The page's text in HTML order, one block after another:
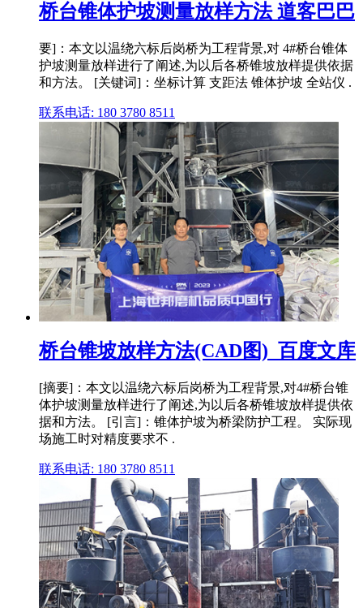
桥台锥体护坡测量放样方法 道客巴巴
要]：本文以温绕六标后岗桥为工程背景,对 4#桥台锥体
护坡测量放样进行了阐述,为以后各桥锥坡放样提供依据
和方法。 [关键词]：坐标计算 支距法 锥体护坡 全站仪 .
联系电话: 180 3780 8511
桥台锥坡放样方法(CAD图)_百度文库
[摘要]：本文以温绕六标后岗桥为工程背景,对4#桥台锥
体护坡测量放样进行了阐述,为以后各桥锥坡放样提供依
据和方法。 [引言]：锥体护坡为桥梁防护工程。 实际现
场施工时对精度要求不 .
联系电话: 180 3780 8511